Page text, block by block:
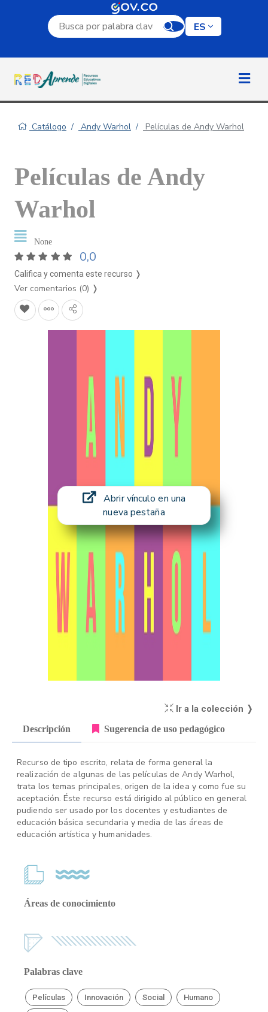
Campo de búsqueda por palabra clave
ES
Catálogo Andy Warhol Películas de Andy Warhol
Películas de Andy
Warhol
None
0,0
Califica y comenta este recurso ❭
Ver comentarios (0) ❭
Abrir vínculo en una
nueva pestaña
Ir a la colección ❭
Descripción Sugerencia de uso pedagógico
Recurso de tipo escrito, relata de forma general la
realización de algunas de las películas de Andy Warhol,
trata los temas principales, origen de la idea y como fue su
aceptación. Éste recurso está dirigido al público en general
pudiendo ser usado por los docentes y estudiantes de
educación básica secundaria y media de las áreas de
educación artística y humanidades.
Áreas de conocimiento
Palabras clave
Películas Innovación Social Humano